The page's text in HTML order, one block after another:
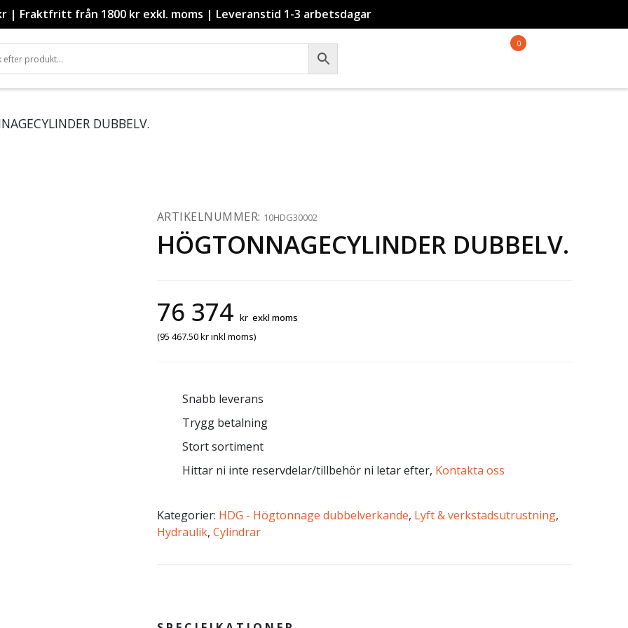
| Fraktfritt från 1800 kr exkl. moms | Leveranstid 1-3 arbetsdagar
0
DUBBELV.
ARTIKELNUMMER: 10HDG30002
HÖGTONNAGECYLINDER DUBBELV.
76 374 kr exkl moms
(95 467.50krinkl moms)
Snabb leverans
Trygg betalning
Stort sortiment
Hittar ni inte reservdelar/tillbehör ni letar efter, Kontakta oss
Kategorier: HDG - Högtonnage dubbelverkande, Lyft & verkstadsutrustning,
Hydraulik, Cylindrar